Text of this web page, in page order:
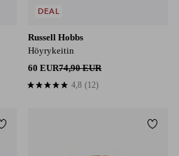
Russell Hobbs
Höyrykeitin
60 EUR74,90 EUR
4,8 perustuen 12 arvosanaan
4,8 (12)
DEAL
Lisää suosikkeihin